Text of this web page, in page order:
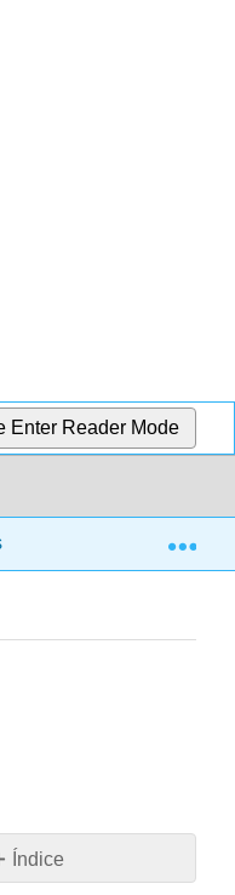
Enter Reader Mode
craneales y espinales
Índice